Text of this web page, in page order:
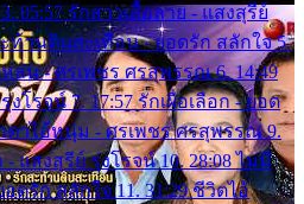
05:57 รักสาวเสื้อลาย - แสงสุรีย์
ะท้านดินสะเทือน - ยอดรัก สลักใจ 5.
ล่น - ศรเพชร ศรสุพรรณ 6. 14:49
งโรจน์ 7. 17:57 รักเผื่อเลือก - ยอด
ตาไอ้หนุ่ม - ศรเพชร ศรสุพรรณ 9.
แสงสุรีย์ รุ่งโรจน์ 10. 28:08 ไม่มี
ดรัก สลักใจ 11. 31:29 ชีวิตไอ้